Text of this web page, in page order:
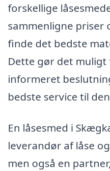
forskellige
sammenligne priser
finde det bedste
Dette gør det
informeret
bedste service til
En låsesmed i
leverandør af låse
men også en